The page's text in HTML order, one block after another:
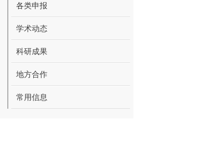
各类申报
学术动态
科研成果
地方合作
常用信息